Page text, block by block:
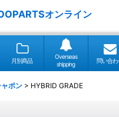
オンライン
月別商品
Overseas
shipping
問い合わ
ポン > HYBRID GRADE